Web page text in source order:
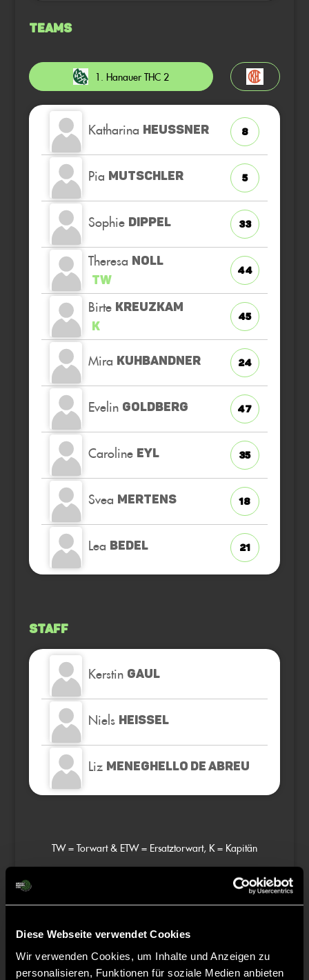
Diese Webseite verwendet Cookies
Wir verwenden Cookies, um Inhalte und Anzeigen zu
personalisieren, Funktionen für soziale Medien anbieten
Teams
1. Hanauer THC 2
Katharina HEUSSNER 8
Pia MUTSCHLER 5
Sophie DIPPEL 33
Theresa NOLL
TW
44
Birte KREUZKAM
K
45
Mira KUHBANDNER 24
Evelin GOLDBERG 47
Caroline EYL 35
Svea MERTENS 18
Lea BEDEL 21
Staff
Kerstin GAUL
Niels HEISSEL
Liz MENEGHELLO DE ABREU
TW = Torwart & ETW = Ersatztorwart, K = Kapitän
Tore & Karten